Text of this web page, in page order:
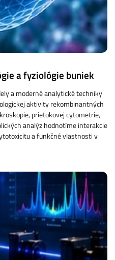
a fyziológie buniek
a moderné analytické techniky
aktivity rekombinantných
prietokovej cytometrie,
analýz hodnotíme interakcie
a funkčné vlastnosti v